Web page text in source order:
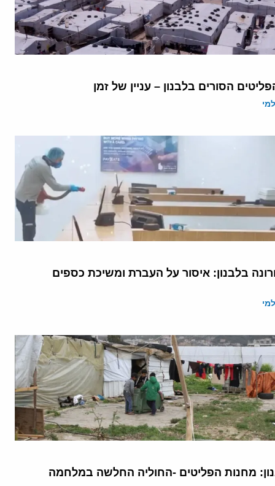
הסורים בלבנון – עניין של זמן
בלבנון: איסור על העברת ומשיכת כספים
מחנות הפליטים -החוליה החלשה במלחמה